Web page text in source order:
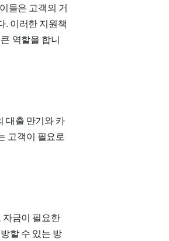
이들은 고객의 거
. 이러한 지원책
역할을 합니
대출 만기와 카
고객이 필요로
자금이 필요한
할 수 있는 방